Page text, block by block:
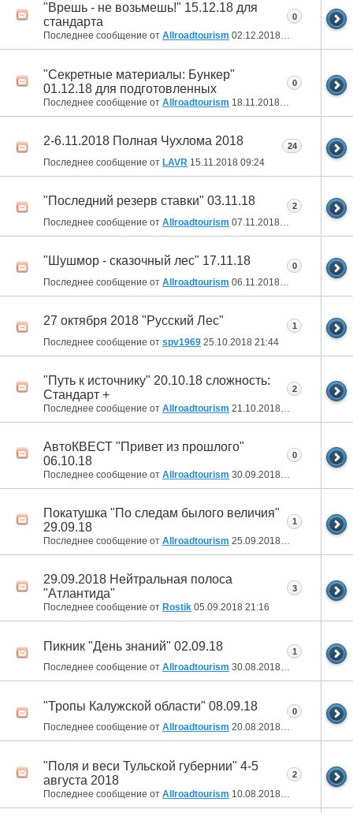
"Врешь - не возьмешь!" 15.12.18 для
стандарта
Последнее сообщение от Allroadtourism 02.12.2018 17:43
0
"Секретные материалы: Бункер"
01.12.18 для подготовленных
Последнее сообщение от Allroadtourism 18.11.2018
0
2-6.11.2018 Полная Чухлома 2018
Последнее сообщение от LAVR 15.11.2018 09:24
24
"Последний резерв ставки" 03.11.18
Последнее сообщение от Allroadtourism 07.11.2018
2
"Шушмор - сказочный лес" 17.11.18
Последнее сообщение от Allroadtourism 06.11.2018
0
27 октября 2018 "Русский Лес"
Последнее сообщение от spv1969 25.10.2018 21:44
1
"Путь к источнику" 20.10.18 сложность:
Стандарт +
Последнее сообщение от Allroadtourism 21.10.2018 20:03
2
АвтоКВЕСТ "Привет из прошлого"
06.10.18
Последнее сообщение от Allroadtourism 30.09.2018 22:01
0
Покатушка "По следам былого величия"
29.09.18
Последнее сообщение от Allroadtourism 25.09.2018 18:08
1
29.09.2018 Нейтральная полоса
"Атлантида"
Последнее сообщение от Rostik 05.09.2018 21:16
3
Пикник "День знаний" 02.09.18
Последнее сообщение от Allroadtourism 30.08.2018 19:10
1
"Тропы Калужской области" 08.09.18
Последнее сообщение от Allroadtourism 20.08.2018 10:33
0
"Поля и веси Тульской губернии" 4-5
августа 2018
Последнее сообщение от Allroadtourism 10.08.2018
2